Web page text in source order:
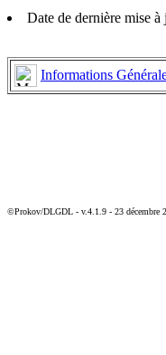
Date de dernière mise
Informations
©Prokov/DLGDL - v.4.1.9 - 23 décembre